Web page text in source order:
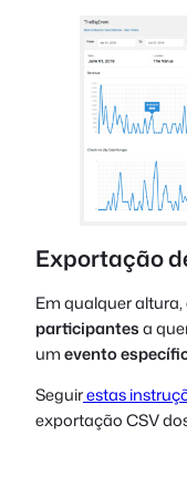
Exportação
Em qualquer
participantesa
umevento
Seguirestas
exportação CSV